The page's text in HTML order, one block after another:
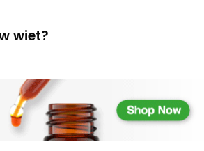
(schimmelinfectie)
bij deze 7 aandoeningen